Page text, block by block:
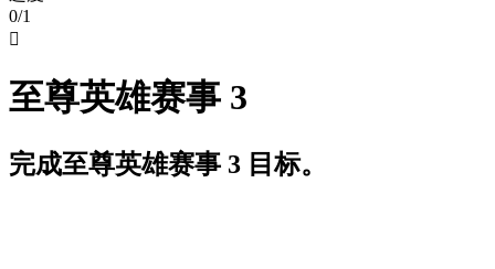
0/1

至尊英雄赛事 3
完成至尊英雄赛事 3 目标。